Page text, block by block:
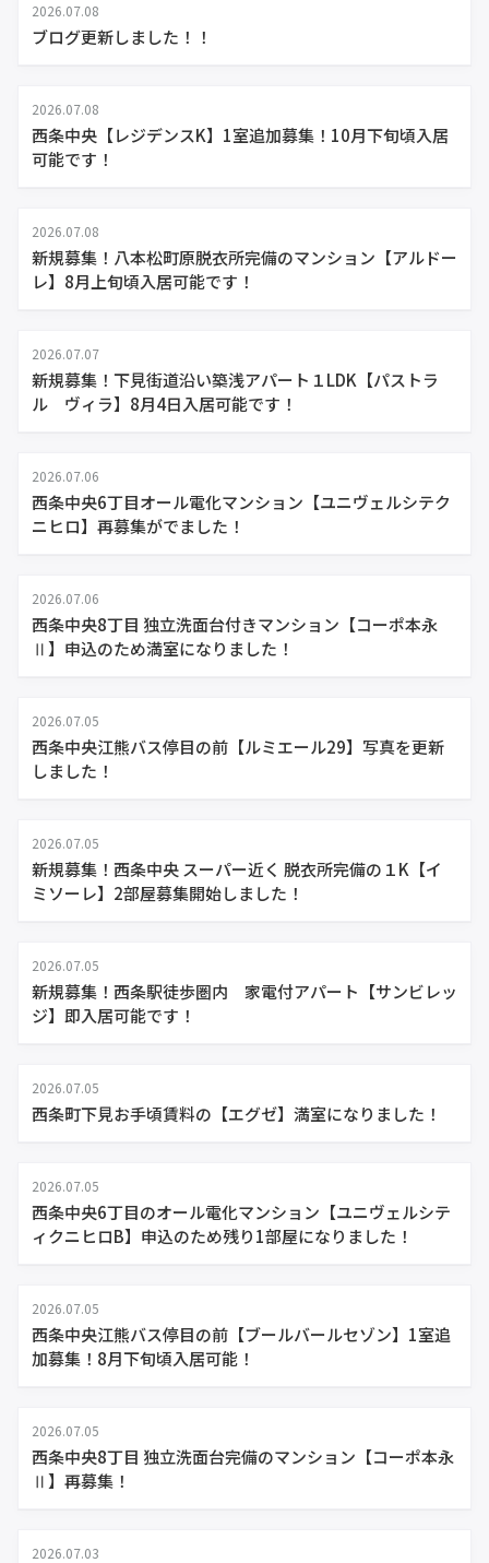
2026.07.08
ブログ更新しました！！
2026.07.08
西条中央【レジデンスK】1室追加募集！10月下旬頃入居
可能です！
2026.07.08
新規募集！八本松町原脱衣所完備のマンション【アルドー
レ】8月上旬頃入居可能です！
2026.07.07
新規募集！下見街道沿い築浅アパート１LDK【パストラ
ル ヴィラ】8月4日入居可能です！
2026.07.06
西条中央6丁目オール電化マンション【ユニヴェルシテク
ニヒロ】再募集がでました！
2026.07.06
西条中央8丁目 独立洗面台付きマンション【コーポ本永
Ⅱ】申込のため満室になりました！
2026.07.05
西条中央江熊バス停目の前【ルミエール29】写真を更新
しました！
2026.07.05
新規募集！西条中央 スーパー近く 脱衣所完備の１K【イ
ミソーレ】2部屋募集開始しました！
2026.07.05
新規募集！西条駅徒歩圏内 家電付アパート【サンビレッ
ジ】即入居可能です！
2026.07.05
西条町下見お手頃賃料の【エグゼ】満室になりました！
2026.07.05
西条中央6丁目のオール電化マンション【ユニヴェルシテ
ィクニヒロB】申込のため残り1部屋になりました！
2026.07.05
西条中央江熊バス停目の前【ブールバールセゾン】1室追
加募集！8月下旬頃入居可能！
2026.07.05
西条中央8丁目 独立洗面台完備のマンション【コーポ本永
Ⅱ】再募集！
2026.07.03